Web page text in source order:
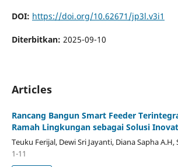
DOI: https://doi.org/10.62671/jp3l.v3i1
Diterbitkan: 2025-09-10
Articles
Rancang Bangun Smart Feeder
Ramah Lingkungan sebagai Solusi
Teuku Ferijal, Dewi Sri Jayanti, Diana Sapha A.H,
1-11